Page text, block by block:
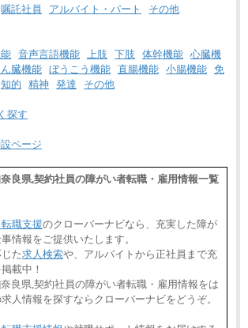
嘱託社員 アルバイト・パート その他
音声言語機能 上肢 下肢 体幹機能 心臓機
ん臓機能 ぼうこう機能 直腸機能 小腸機能 免
知的 精神 発達 その他
探す
ページ
良県,契約社員の障がい者転職・雇用情報一覧
職支援のクローバーナビなら、充実した障が
情報をご提供いたします。
た求人検索や、アルバイトから正社員まで充
載中！
良県,契約社員の障がい者転職・雇用情報をは
人情報を探すならクローバーナビをどうぞ。